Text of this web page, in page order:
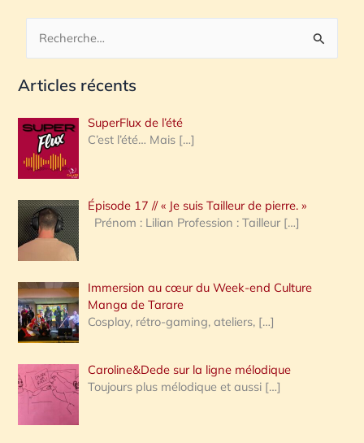
c
e
r
c
h
e
:
Articles récents
SuperFlux de l’été
C’est l’été… Mais […]
Épisode 17 // « Je suis Tailleur de pierre. »
Prénom : Lilian Profession : Tailleur […]
Immersion au cœur du Week-end Culture
Manga de Tarare
Cosplay, rétro-gaming, ateliers, […]
Caroline&Dede sur la ligne mélodique
Toujours plus mélodique et aussi […]